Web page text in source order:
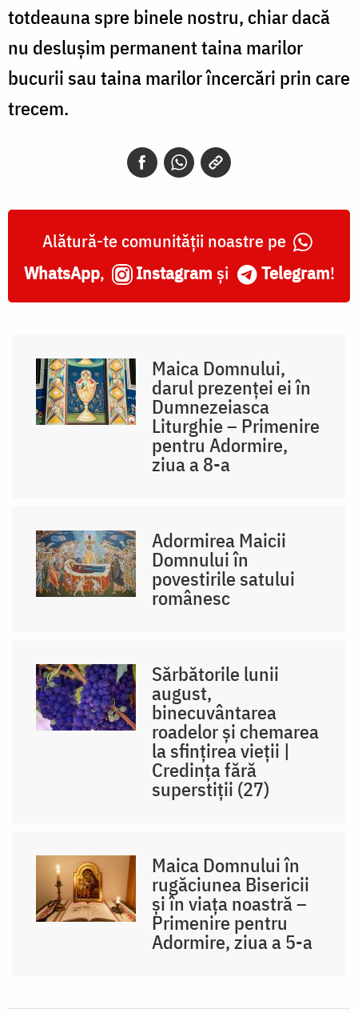
totdeauna spre binele nostru, chiar dacă
nu deslușim permanent taina marilor
bucurii sau taina marilor încercări prin care
trecem.
Alătură-te comunității noastre pe
WhatsApp, Instagram și Telegram!
Maica Domnului,
darul prezenței ei în
Dumnezeiasca
Liturghie – Primenire
pentru Adormire,
ziua a 8-a
Adormirea Maicii
Domnului în
povestirile satului
românesc
Sărbătorile lunii
august,
binecuvântarea
roadelor și chemarea
la sfințirea vieții |
Credința fără
superstiții (27)
Maica Domnului în
rugăciunea Bisericii
și în viața noastră –
Primenire pentru
Adormire, ziua a 5-a